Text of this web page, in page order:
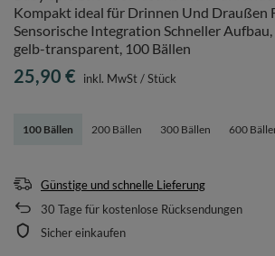
Kompakt ideal für Drinnen Und Draußen
Sensorische Integration Schneller
gelb-transparent, 100 Bällen
100 Bällen 200 Bällen 300 Bällen 600
25,90 € inkl. MwSt/Stück
Günstige und schnelle Lieferung
30 Tage für kostenlose Rücksendungen
Sicher einkaufen